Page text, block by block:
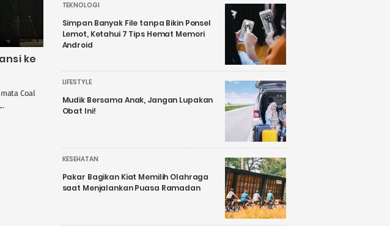
ke
Coal
TEKNOLOGI
Simpan Banyak File tanpa Bikin Ponsel
Lemot, Ketahui 7 Tips Hemat Memori
Android
LIFESTYLE
Mudik Bersama Anak, Jangan Lupakan
Obat Ini!
KESEHATAN
Pakar Bagikan Kiat Memilih Olahraga
saat Menjalankan Puasa Ramadan